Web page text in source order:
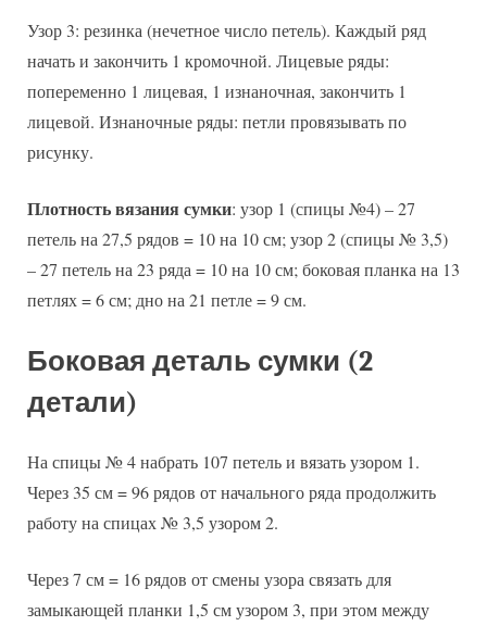
Узор 3: резинка (нечетное число петель). Каждый ряд
начать и закончить 1 кромочной. Лицевые ряды:
попеременно 1 лицевая, 1 изнаночная, закончить 1
лицевой. Изнаночные ряды: петли провязывать по
рисунку.
Плотность вязания сумки: узор 1 (спицы №4) – 27
петель на 27,5 рядов = 10 на 10 см; узор 2 (спицы № 3,5)
– 27 петель на 23 ряда = 10 на 10 см; боковая планка на 13
петлях = 6 см; дно на 21 петле = 9 см.
Боковая деталь сумки (2
детали)
На спицы № 4 набрать 107 петель и вязать узором 1.
Через 35 см = 96 рядов от начального ряда продолжить
работу на спицах № 3,5 узором 2.
Через 7 см = 16 рядов от смены узора связать для
замыкающей планки 1,5 см узором 3, при этом между